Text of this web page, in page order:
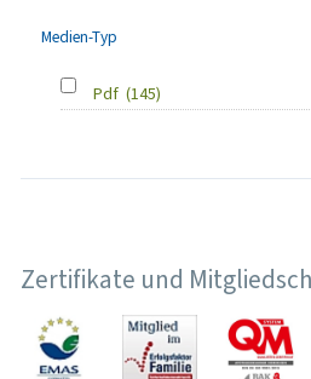
Medien-Typ
Pdf (145)
Zertifikate und